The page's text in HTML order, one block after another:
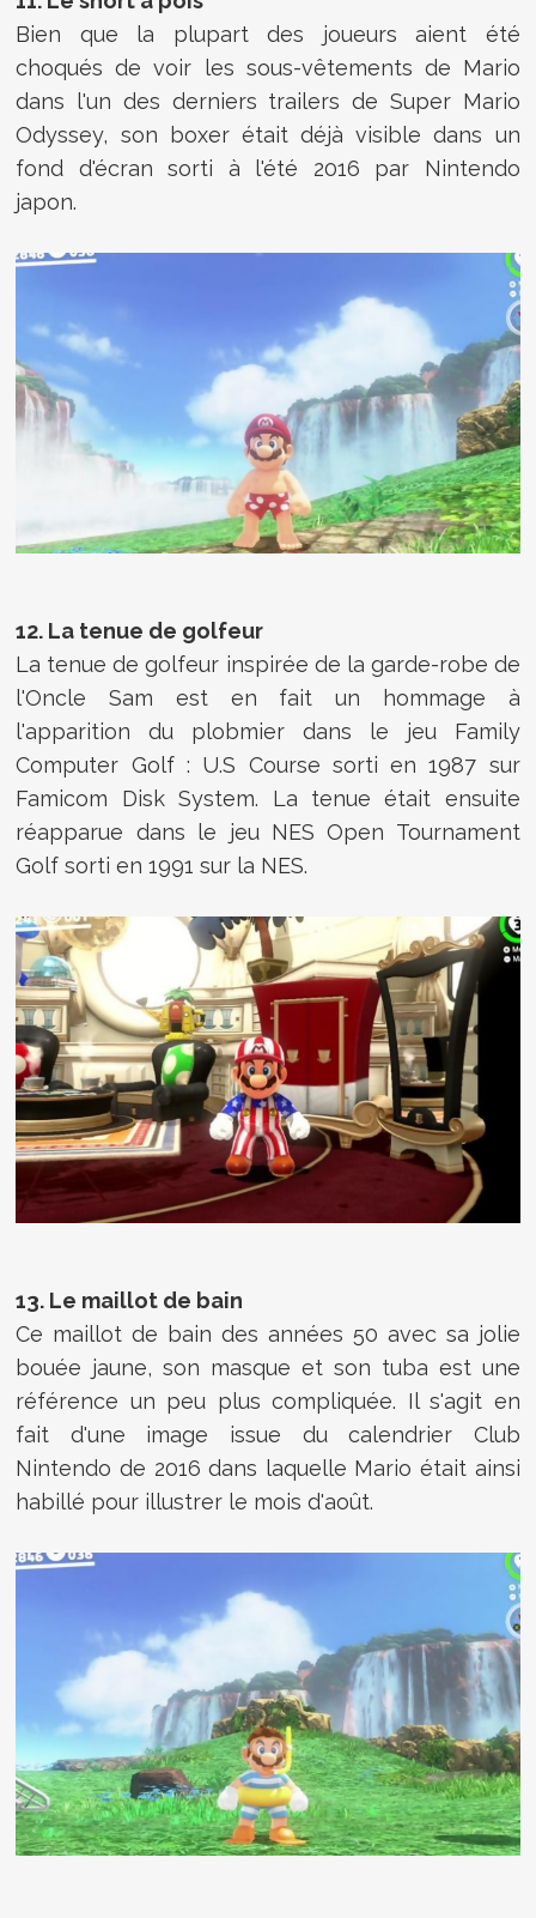
Bien que la plupart des joueurs aient été
choqués de voir les sous-vêtements de Mario
dans l'un des derniers trailers de Super Mario
Odyssey, son boxer était déjà visible dans un
fond d'écran sorti à l'été 2016 par Nintendo
japon.
12. La tenue de golfeur
La tenue de golfeur inspirée de la garde-robe de
l'Oncle Sam est en fait un hommage à
l'apparition du plobmier dans le jeu Family
Computer Golf : U.S Course sorti en 1987 sur
Famicom Disk System. La tenue était ensuite
réapparue dans le jeu NES Open Tournament
Golf sorti en 1991 sur la NES.
13. Le maillot de bain
Ce maillot de bain des années 50 avec sa jolie
bouée jaune, son masque et son tuba est une
référence un peu plus compliquée. Il s'agit en
fait d'une image issue du calendrier Club
Nintendo de 2016 dans laquelle Mario était ainsi
habillé pour illustrer le mois d'août.